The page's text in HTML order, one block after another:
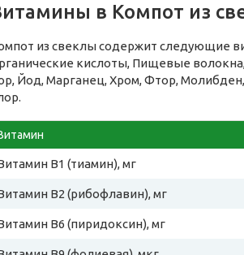
в Компот из
из свеклы содержит следующие
кислоты, Пищевые
Йод, Марганец, Хром, Фтор,
B1 (тиамин), мг
B2 (рибофлавин), мг
B6 (пиридоксин), мг